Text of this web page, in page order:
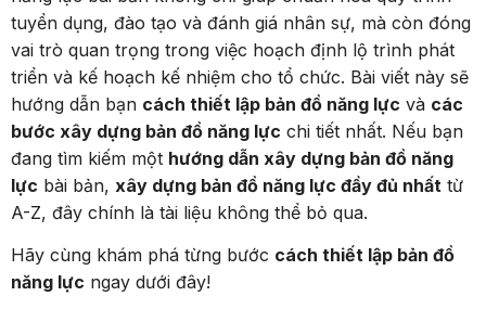
tuyển dụng, đào tạo và đánh giá nhân sự, mà còn đóng
vai trò quan trọng trong việc hoạch định lộ trình phát
triển và kế hoạch kế nhiệm cho tổ chức. Bài viết này sẽ
hướng dẫn bạn cách thiết lập bản đồ năng lực và các
bước xây dựng bản đồ năng lực chi tiết nhất. Nếu bạn
đang tìm kiếm một hướng dẫn xây dựng bản đồ năng
lực bài bản, xây dựng bản đồ năng lực đầy đủ nhất từ
A-Z, đây chính là tài liệu không thể bỏ qua.
Hãy cùng khám phá từng bước cách thiết lập bản đồ
năng lực ngay dưới đây!